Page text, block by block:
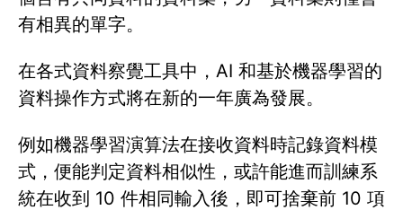
有相異的單字。
在各式資料察覺工具中，AI 和基於機器學習的
資料操作方式將在新的一年廣為發展。
例如機器學習演算法在接收資料時記錄資料模
式，便能判定資料相似性，或許能進而訓練系
統在收到 10 件相同輸入後，即可捨棄前 10 項